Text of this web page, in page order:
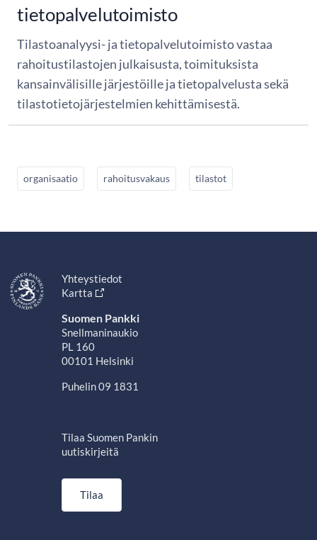
tietopalvelutoimisto
Tilastoanalyysi- ja tietopalvelutoimisto vastaa
rahoitustilastojen julkaisusta, toimituksista
kansainvälisille järjestöille ja tietopalvelusta sekä
tilastotietojärjestelmien kehittämisestä.
organisaatio rahoitusvakaus tilastot
Yhteystiedot
Kartta
Suomen Pankki
Snellmaninaukio
PL 160
00101 Helsinki
Puhelin 09 1831
Tilaa Suomen Pankin
uutiskirjeitä
Tilaa